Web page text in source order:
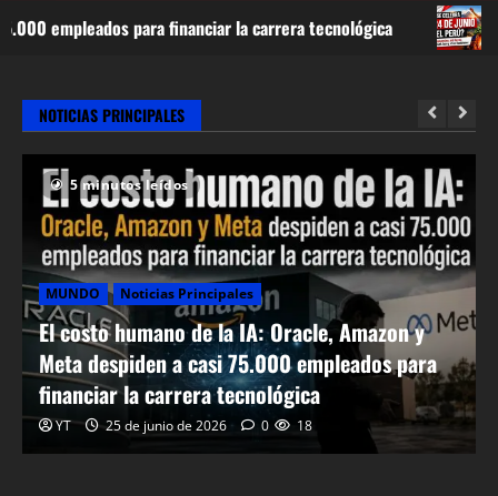
financiar la carrera tecnológica ¿Qué se celebra el
NOTICIAS PRINCIPALES
5 minutos leídos
MUNDO Noticias Principales
El costo humano de la IA: Oracle, Amazon y
Meta despiden a casi 75.000 empleados para
financiar la carrera tecnológica
YT 25 de junio de 2026 0 18
2
¿Qué se celebra el 24 de junio en el Perú?
Día del Campesino, Inti Raymi, Fiesta de
San Juan y otras tradiciones
39